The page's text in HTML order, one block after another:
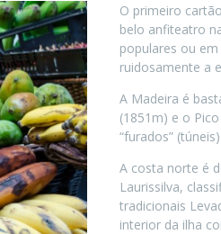
O primeiro
belo anfiteatro
populares ou
ruidosamente a
A Madeira é
(1851m) e o
“furados”
A costa norte é
Laurissilva,
tradicionais
interior da ilha